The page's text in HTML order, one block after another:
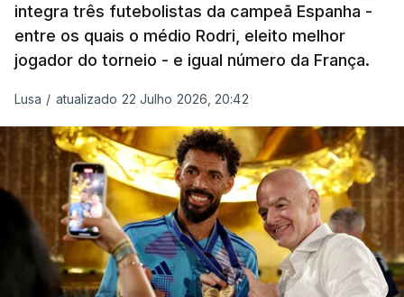
“é um enorme orgulho e um reconhecimento que
qualquer jogador gostaria de ter”.
competição”, afirmou o futebolista, de 23 anos.
À FIFA, o internacional cabo-verdiano, que nasceu
em Roterdão (Países Baixos), garantiu que o lance
não foi obra do acaso.
“Foi a segunda vez que marquei um golo daqueles.
integra três futebolistas da campeã Espanha -
entre os quais o médio Rodri, eleito melhor
jogador do torneio - e igual número da França.
Lusa / atualizado 22 Julho 2026, 20:42